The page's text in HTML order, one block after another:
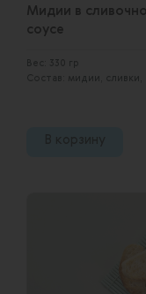
Мидии в
соусе
Вес: 330 гр
Состав: мидии,